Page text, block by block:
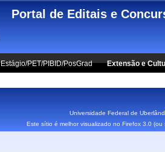
Portal de Editais e
Estágio/PET/PIBID/PosGrad Extensão e
Universidade Federal de
Este sítio é melhor visualizado no Firefox 3.0